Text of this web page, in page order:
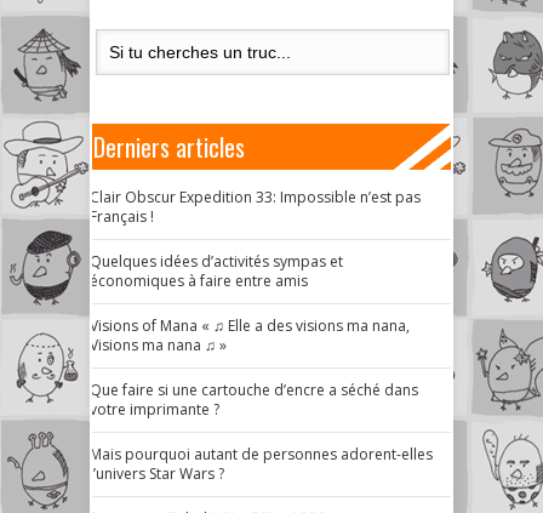
Derniers articles
Clair Obscur Expedition 33: Impossible n’est pas
Français !
Quelques idées d’activités sympas et
économiques à faire entre amis
Visions of Mana « ♫ Elle a des visions ma nana,
Visions ma nana ♫ »
Que faire si une cartouche d’encre a séché dans
votre imprimante ?
Mais pourquoi autant de personnes adorent-elles
l’univers Star Wars ?